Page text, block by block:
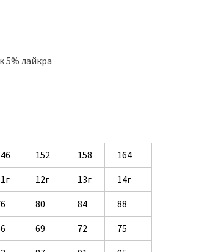
5% лайкра
152 158
164
12г 13г
14г
80 84
88
69 72
75